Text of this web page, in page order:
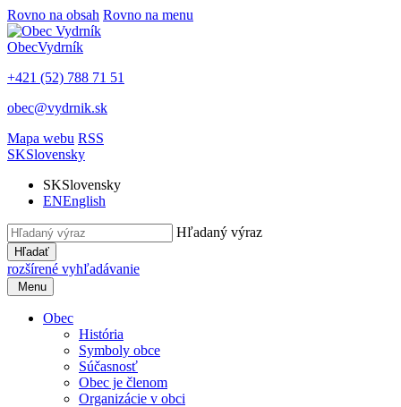
Rovno na obsah Rovno na menu
ObecVydrník
+421 (52) 788 71 51
obec@vydrnik.sk
Mapa webu RSS
SKSlovensky
SKSlovensky
ENEnglish
Hľadaný výraz
Hľadať
rozšírené vyhľadávanie
Menu
Obec
História
Symboly obce
Súčasnosť
Obec je členom
Organizácie v obci